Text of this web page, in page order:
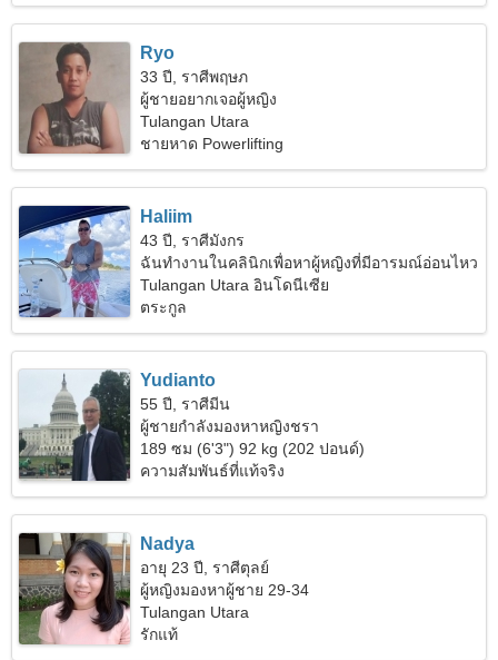
Ryo
33 ปี, ราศีพฤษภ
ผู้ชายอยากเจอผู้หญิง
Tulangan Utara
ชายหาด Powerlifting
Haliim
43 ปี, ราศีมังกร
ฉันทำงานในคลินิกเพื่อหาผู้หญิงที่มีอารมณ์อ่อนไหว
Tulangan Utara อินโดนีเซีย
ตระกูล
Yudianto
55 ปี, ราศีมีน
ผู้ชายกำลังมองหาหญิงชรา
189 ซม (6'3") 92 kg (202 ปอนด์)
ความสัมพันธ์ที่แท้จริง
Nadya
อายุ 23 ปี, ราศีตุลย์
ผู้หญิงมองหาผู้ชาย 29-34
Tulangan Utara
รักแท้